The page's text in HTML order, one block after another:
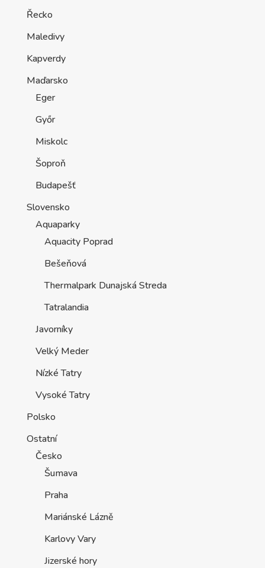
Řecko
Maledivy
Kapverdy
Maďarsko
Eger
Győr
Miskolc
Šoproň
Budapešť
Slovensko
Aquaparky
Aquacity Poprad
Bešeňová
Thermalpark Dunajská Streda
Tatralandia
Javorníky
Velký Meder
Nízké Tatry
Vysoké Tatry
Polsko
Ostatní
Česko
Šumava
Praha
Mariánské Lázně
Karlovy Vary
Jizerské hory